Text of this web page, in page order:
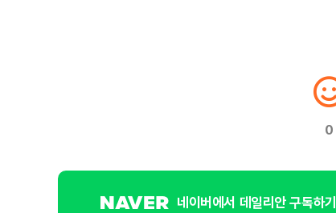
0
네이버에서 데일리안 구독하기